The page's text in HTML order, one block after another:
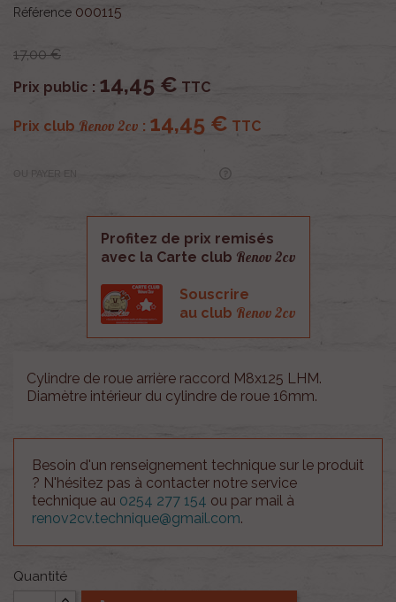
Référence 000115
17,00 €
Prix public : 14,45 € TTC
Prix club Renov 2cv : 14,45 € TTC
Profitez de prix remisés
avec la Carte club Renov 2cv
Souscrire
au club Renov 2cv
Cylindre de roue arrière raccord M8x125 LHM.
Diamètre intérieur du cylindre de roue 16mm.
Besoin d'un renseignement technique sur le produit
? N'hésitez pas à contacter notre service
technique au 0254 277 154 ou par mail à
renov2cv.technique@gmail.com.
Quantité